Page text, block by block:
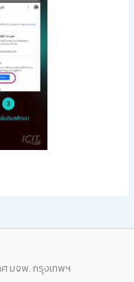
ศ มจพ. กรุงเทพฯ